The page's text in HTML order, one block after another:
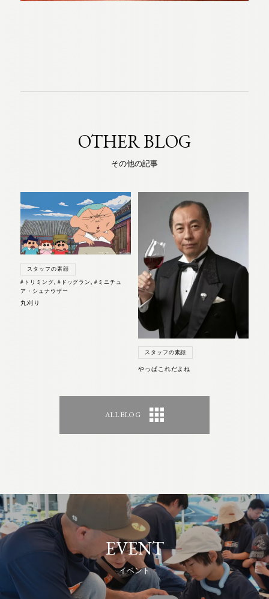
OTHER BLOG
その他の記事
スタッフの素顔
#トリミング #ドッグラン ,#ミニチュ
ア・シュナウザー
丸刈り
スタッフの素顔
やっぱこれだよね
ALL BLOG
EVENT
イベント